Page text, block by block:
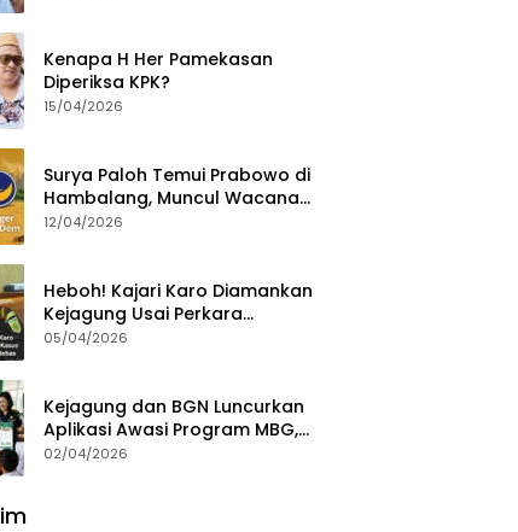
Kenapa H Her Pamekasan
Diperiksa KPK?
15/04/2026
Surya Paloh Temui Prabowo di
Hambalang, Muncul Wacana
Penggabungan NasDem dan
12/04/2026
Heboh! Kajari Karo Diamankan
Kejagung Usai Perkara
Videografer Divonis Bebas
05/04/2026
Kejagung dan BGN Luncurkan
Aplikasi Awasi Program MBG,
Begini Cara Lapornya
02/04/2026